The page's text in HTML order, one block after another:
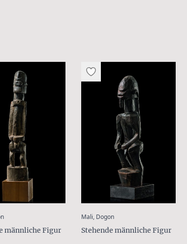
:
männliche Figur
Mali, Dogon:
Stehende männliche Figur